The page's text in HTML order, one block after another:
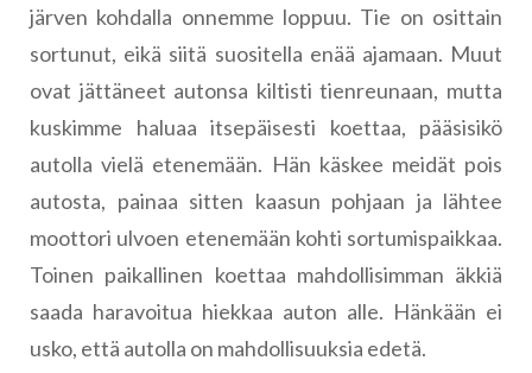
järven kohdalla onnemme loppuu. Tie on osittain
sortunut, eikä siitä suositella enää ajamaan. Muut
ovat jättäneet autonsa kiltisti tienreunaan, mutta
kuskimme haluaa itsepäisesti koettaa, pääsisikö
autolla vielä etenemään. Hän käskee meidät pois
autosta, painaa sitten kaasun pohjaan ja lähtee
moottori ulvoen etenemään kohti sortumispaikkaa.
Toinen paikallinen koettaa mahdollisimman äkkiä
saada haravoitua hiekkaa auton alle. Hänkään ei
usko, että autolla on mahdollisuuksia edetä.